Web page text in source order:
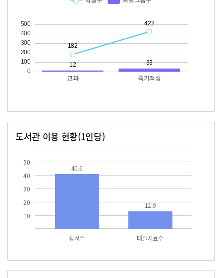
도서관 이용 현황(1인당)
10
20
30
40
50
장서수 대출자료수
40.6
12.9